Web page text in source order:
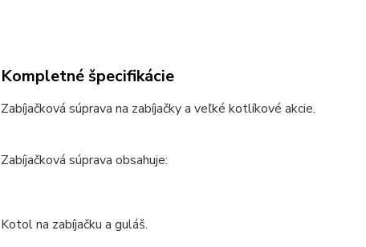
Kompletné špecifikácie
Zabíjačková súprava na zabíjačky a veľké kotlíkové akcie.
Zabíjačková súprava obsahuje:
Kotol na zabíjačku a guláš.